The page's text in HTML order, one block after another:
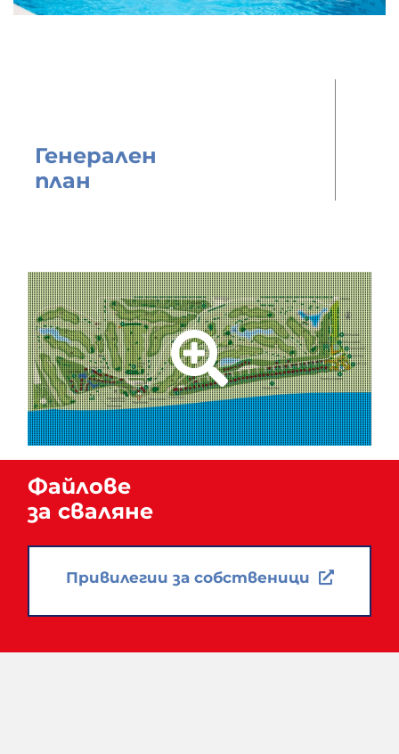
Генерален
план
strong overlay
Файлове
за сваляне
Привилегии за собственици